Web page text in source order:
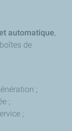
automatique,
de
;
;
;